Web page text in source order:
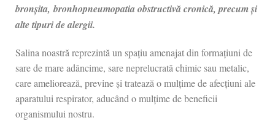
bronșita, bronhopneumopatia obstructivă cronică, precum și
alte tipuri de alergii.
Salina noastră reprezintă un spațiu amenajat din formațiuni de
sare de mare adâncime, sare neprelucrată chimic sau metalic,
care ameliorează, previne și tratează o mulțime de afecțiuni ale
aparatului respirator, aducând o mulțime de beneficii
organismului nostru.